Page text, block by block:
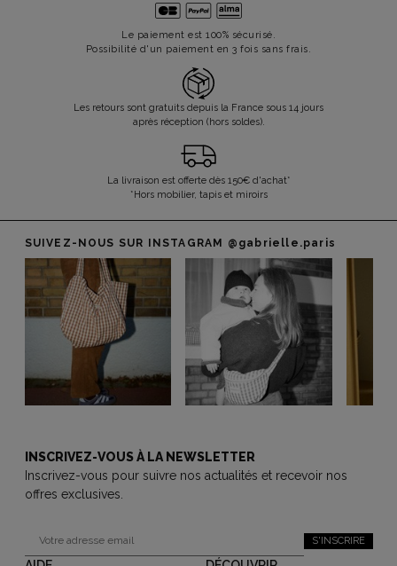
Le paiement est 100% sécurisé.
Possibilité d'un paiement en 3 fois sans frais.
Les retours sont gratuits depuis la France sous 14 jours
après réception (hors soldes).
La livraison est offerte dès 150€ d'achat*
*Hors mobilier, tapis et miroirs
SUIVEZ-NOUS SUR INSTAGRAM @gabrielle.paris
INSCRIVEZ-VOUS À LA NEWSLETTER
Inscrivez-vous pour suivre nos actualités et recevoir nos
offres exclusives.
S'INSCRIRE